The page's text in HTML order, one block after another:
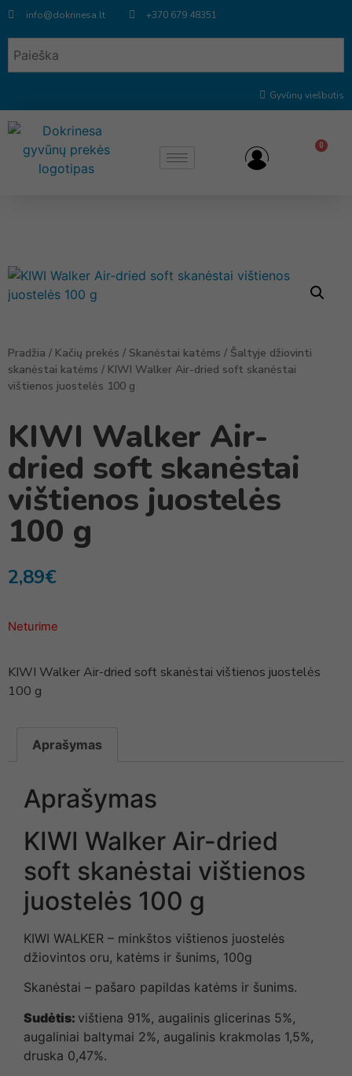
info@dokrinesa.lt +370 679 48351
Gyvūnų viešbutis
0
Pradžia / Kačių prekės / Skanėstai katėms / Šaltyje džiovinti
skanėstai katėms / KIWI Walker Air-dried soft skanėstai
vištienos juostelės 100 g
KIWI Walker Air-
dried soft skanėstai
vištienos juostelės
100 g
2,89€
Neturime
KIWI Walker Air-dried soft skanėstai vištienos juostelės
100 g
Aprašymas
Aprašymas
KIWI Walker Air-dried
soft skanėstai vištienos
juostelės 100 g
KIWI WALKER – minkštos vištienos juostelės
džiovintos oru, katėms ir šunims, 100g
Skanėstai – pašaro papildas katėms ir šunims.
Sudėtis: vištiena 91%, augalinis glicerinas 5%,
augaliniai baltymai 2%, augalinis krakmolas 1,5%,
druska 0,47%.